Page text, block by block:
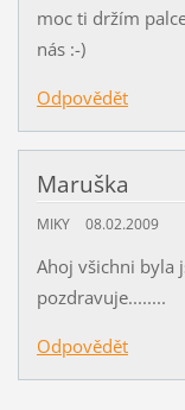
moc ti držím
nás :-)
Odpovědět
Maruška
MIKY 08.02.2009
Ahoj všichni byla
pozdravuje........
Odpovědět